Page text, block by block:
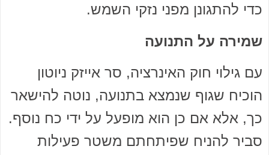
כדי להתגונן מפני נזקי השמש.
שמירה על התנועה
עם גילוי חוק האינרציה, סר אייזק ניוטון
הוכיח שגוף שנמצא בתנועה, נוטה להישאר
כך, אלא אם כן הוא מופעל על ידי כח נוסף.
סביר להניח שפיתחתם משטר פעילות